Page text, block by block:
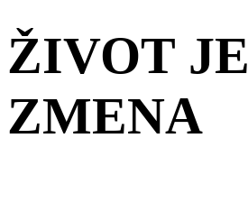
ŽIVOT JE
ZMENA